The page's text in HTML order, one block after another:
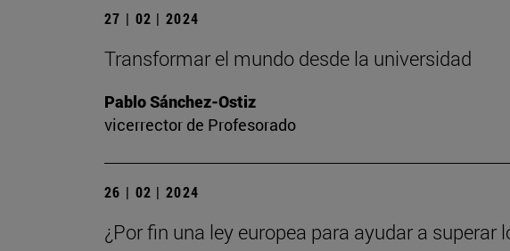
27 | 02 | 2024
Transformar el mundo desde la universidad
Pablo Sánchez-Ostiz
vicerrector de Profesorado
26 | 02 | 2024
¿Por fin una ley europea para ayudar a